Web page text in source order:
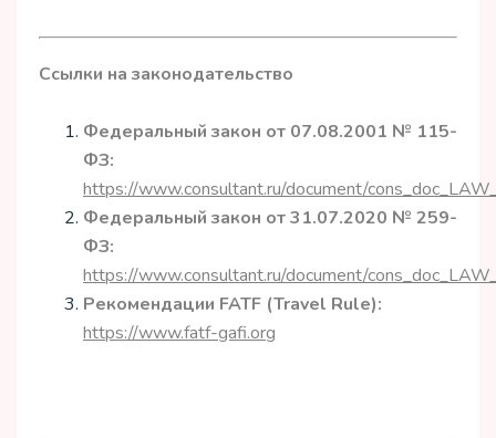
Ссылки на законодательство
Федеральный закон от 07.08.2001 № 115-
ФЗ:
https://www.consultant.ru/document/
Федеральный закон от 31.07.2020 № 259-
ФЗ:
https://www.consultant.ru/document/
Рекомендации FATF (Travel Rule):
https://www.fatf-gafi.org